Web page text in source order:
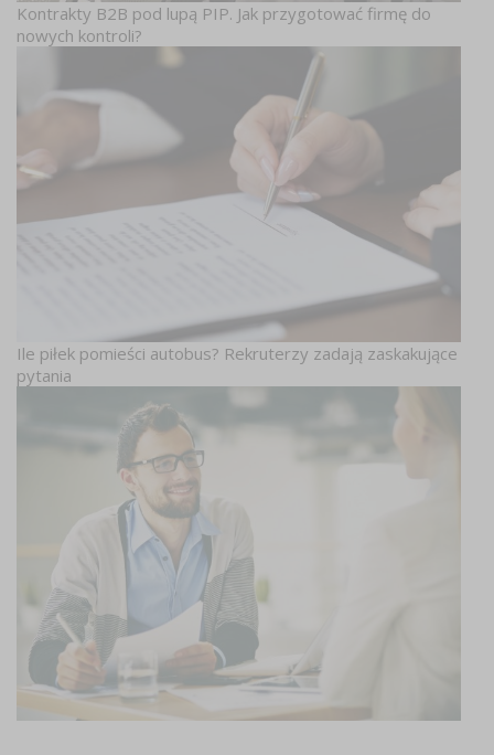
Kontrakty B2B pod lupą PIP. Jak przygotować firmę do
nowych kontroli?
Ile piłek pomieści autobus? Rekruterzy zadają zaskakujące
pytania